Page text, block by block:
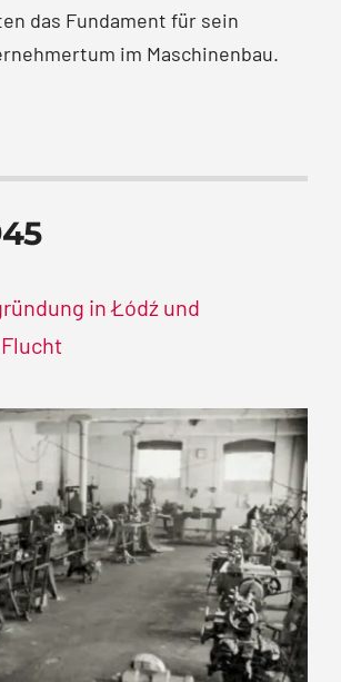
das Fundament für sein
im Maschinenbau.
in Łódź und